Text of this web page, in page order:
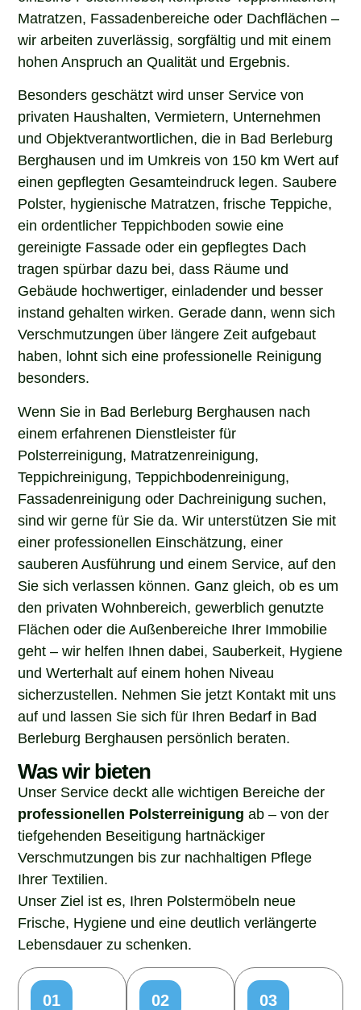
Matratzen, Fassadenbereiche oder Dachflächen –
wir arbeiten zuverlässig, sorgfältig und mit einem
hohen Anspruch an Qualität und Ergebnis.
Besonders geschätzt wird unser Service von
privaten Haushalten, Vermietern, Unternehmen
und Objektverantwortlichen, die in Bad Berleburg
Berghausen und im Umkreis von 150 km Wert auf
einen gepflegten Gesamteindruck legen. Saubere
Polster, hygienische Matratzen, frische Teppiche,
ein ordentlicher Teppichboden sowie eine
gereinigte Fassade oder ein gepflegtes Dach
tragen spürbar dazu bei, dass Räume und
Gebäude hochwertiger, einladender und besser
instand gehalten wirken. Gerade dann, wenn sich
Verschmutzungen über längere Zeit aufgebaut
haben, lohnt sich eine professionelle Reinigung
besonders.
Wenn Sie in Bad Berleburg Berghausen nach
einem erfahrenen Dienstleister für
Polsterreinigung, Matratzenreinigung,
Teppichreinigung, Teppichbodenreinigung,
Fassadenreinigung oder Dachreinigung suchen,
sind wir gerne für Sie da. Wir unterstützen Sie mit
einer professionellen Einschätzung, einer
sauberen Ausführung und einem Service, auf den
Sie sich verlassen können. Ganz gleich, ob es um
den privaten Wohnbereich, gewerblich genutzte
Flächen oder die Außenbereiche Ihrer Immobilie
geht – wir helfen Ihnen dabei, Sauberkeit, Hygiene
und Werterhalt auf einem hohen Niveau
sicherzustellen. Nehmen Sie jetzt Kontakt mit uns
auf und lassen Sie sich für Ihren Bedarf in Bad
Berleburg Berghausen persönlich beraten.
Was wir bieten
Unser Service deckt alle wichtigen Bereiche der
professionellen Polsterreinigung
ab – von der
tiefgehenden Beseitigung hartnäckiger
Verschmutzungen bis zur nachhaltigen Pflege
Ihrer Textilien.
Unser Ziel ist es, Ihren Polstermöbeln neue
Frische, Hygiene und eine deutlich verlängerte
Lebensdauer zu schenken.
01
02
03